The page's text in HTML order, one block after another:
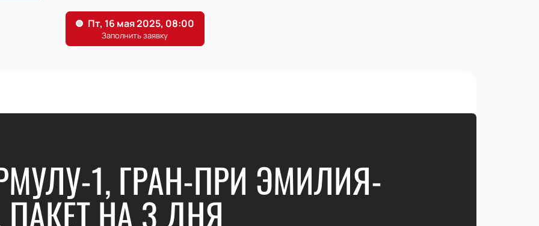
1, ГРАН-ПРИ ЭМИЛИЯ-
НА 3 ДНЯ